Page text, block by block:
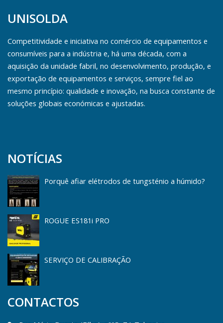
UNISOLDA
Competitividade e iniciativa no comércio de equipamentos e
consumíveis para a indústria e, há uma década, com a
aquisição da unidade fabril, no desenvolvimento, produção, e
exportação de equipamentos e serviços, sempre fiel ao
mesmo princípio: qualidade e inovação, na busca constante de
soluções globais económicas e ajustadas.
NOTÍCIAS
Porquê afiar elétrodos de tungsténio a húmido?
ROGUE ES181i PRO
SERVIÇO DE CALIBRAÇÃO
CONTACTOS